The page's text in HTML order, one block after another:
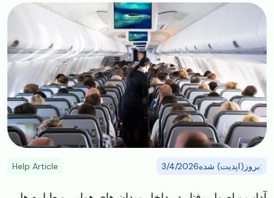
Image
:بروز(اپدیت) شده3/4/2026 Help Article